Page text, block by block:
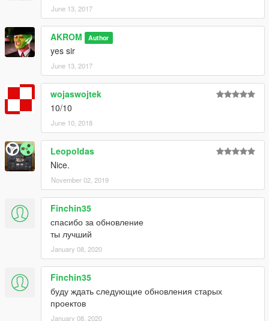
June 13, 2017
AKROM Author
yes sir
June 13, 2017
wojaswojtek
10/10
June 10, 2018
Leopoldas
Nice.
November 02, 2019
Finchin35
спасибо за обновление
ты лучший
January 08, 2020
Finchin35
буду ждать следующие обновления старых
проектов
January 08, 2020